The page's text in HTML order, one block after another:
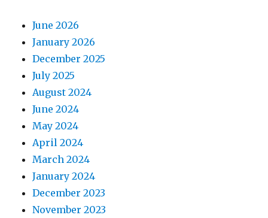
June 2026
January 2026
December 2025
July 2025
August 2024
June 2024
May 2024
April 2024
March 2024
January 2024
December 2023
November 2023